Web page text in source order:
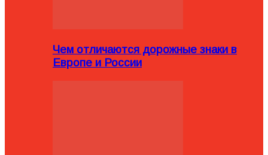
Чем отличаются дорожные знаки в
Европе и России